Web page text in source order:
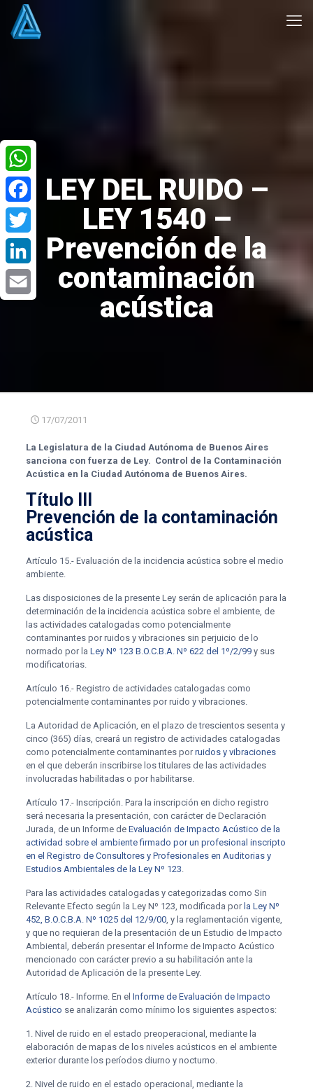
LEY DEL RUIDO –
LEY 1540 –
Prevención de la
contaminación
acústica
17/07/2011
La Legislatura de la Ciudad Autónoma de Buenos Aires
sanciona con fuerza de Ley. Control de la Contaminación
Acústica en la Ciudad Autónoma de Buenos Aires.
Título III
Prevención de la contaminación
acústica
Artículo 15.- Evaluación de la incidencia acústica sobre el medio
ambiente.
Las disposiciones de la presente Ley serán de aplicación para la
determinación de la incidencia acústica sobre el ambiente, de
las actividades catalogadas como potencialmente
contaminantes por ruidos y vibraciones sin perjuicio de lo
normado por la Ley Nº 123 B.O.C.B.A. Nº 622 del 1º/2/99y sus
modificatorias.
Artículo 16.- Registro de actividades catalogadas como
potencialmente contaminantes por ruido y vibraciones.
La Autoridad de Aplicación, en el plazo de trescientos sesenta y
cinco (365) días, creará un registro de actividades catalogadas
como potencialmente contaminantes porruidos y vibraciones
en el que deberán inscribirse los titulares de las actividades
involucradas habilitadas o por habilitarse.
Artículo 17.- Inscripción. Para la inscripción en dicho registro
será necesaria la presentación, con carácter de Declaración
Jurada, de un Informe de Evaluación de Impacto Acústico de la
actividad sobre el ambiente firmado por un profesional inscripto
en el Registro de Consultores y Profesionales en Auditorias y
Estudios Ambientales de la Ley Nº 123.
Para las actividades catalogadas y categorizadas como Sin
Relevante Efecto según la Ley Nº 123, modificada por la Ley Nº
452, B.O.C.B.A. Nº 1025 del 12/9/00, y la reglamentación vigente,
y que no requieran de la presentación de un Estudio de Impacto
Ambiental, deberán presentar el Informe de Impacto Acústico
mencionado con carácter previo a su habilitación ante la
Autoridad de Aplicación de la presente Ley.
Artículo 18.- Informe. En el Informe de Evaluación de Impacto
Acústico se analizarán como mínimo los siguientes aspectos:
1. Nivel de ruido en el estado preoperacional, mediante la
elaboración de mapas de los niveles acústicos en el ambiente
exterior durante los períodos diurno y nocturno.
2. Nivel de ruido en el estado operacional, mediante la
WhatsApp
Facebook
Twitter
LinkedIn